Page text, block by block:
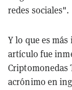
redes sociales".
Y lo que es
artículo fue
acrónimo en